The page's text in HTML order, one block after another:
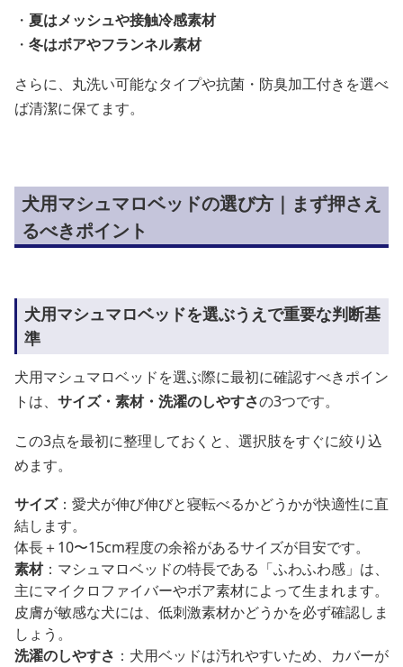
・ 夏はメッシュや接触冷感素材
・ 冬はボアやフランネル素材
さらに、丸洗い可能なタイプや抗菌・防臭加工付きを選べ
ば清潔に保てます。
犬用マシュマロベッドの選び方｜まず押さえ
るべきポイント
犬用マシュマロベッドを選ぶうえで重要な判断基
準
犬用マシュマロベッドを選ぶ際に最初に確認すべきポイン
トは、 サイズ・素材・洗濯のしやすさの3つです。
この3点を最初に整理しておくと、選択肢をすぐに絞り込
めます。
サイズ：愛犬が伸び伸びと寝転べるかどうかが快適性に直
結します。
体長＋10〜15cm程度の余裕があるサイズが目安です。
素材：マシュマロベッドの特長である「ふわふわ感」は、
主にマイクロファイバーやボア素材によって生まれます。
皮膚が敏感な犬には、低刺激素材かどうかを必ず確認しま
しょう。
洗濯のしやすさ ：犬用ベッドは汚れやすいため、カバーが